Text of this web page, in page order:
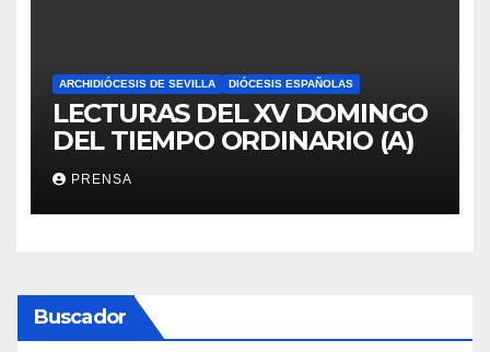
ARCHIDIÓCESIS DE SEVILLA DIÓCESIS ESPAÑOLAS
LECTURAS DEL XV DOMINGO
DEL TIEMPO ORDINARIO (A)
PRENSA
Buscador